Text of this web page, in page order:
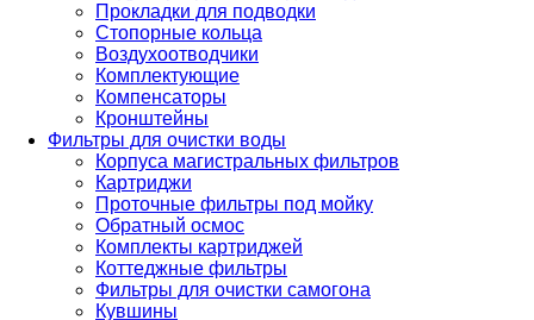
Прокладки для подводки
Стопорные кольца
Воздухоотводчики
Комплектующие
Компенсаторы
Кронштейны
Фильтры для очистки воды
Корпуса магистральных фильтров
Картриджи
Проточные фильтры под мойку
Обратный осмос
Комплекты картриджей
Коттеджные фильтры
Фильтры для очистки самогона
Кувшины